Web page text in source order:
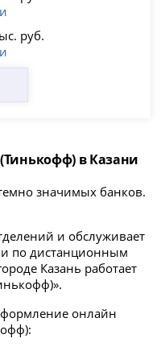
руб.
в Казани
значимых банков.
и обслуживает
по дистанционным
Казань работает
онлайн